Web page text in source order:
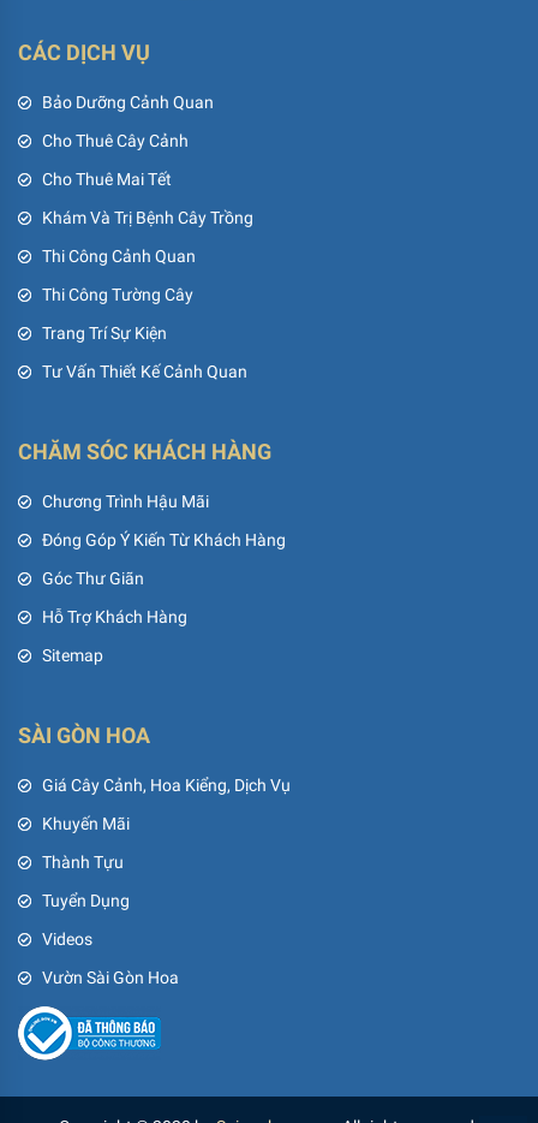
CÁC DỊCH VỤ
Bảo Dưỡng Cảnh Quan
Cho Thuê Cây Cảnh
Cho Thuê Mai Tết
Khám Và Trị Bệnh Cây Trồng
Thi Công Cảnh Quan
Thi Công Tường Cây
Trang Trí Sự Kiện
Tư Vấn Thiết Kế Cảnh Quan
CHĂM SÓC KHÁCH HÀNG
Chương Trình Hậu Mãi
Đóng Góp Ý Kiến Từ Khách Hàng
Góc Thư Giãn
Hỗ Trợ Khách Hàng
Sitemap
SÀI GÒN HOA
Giá Cây Cảnh, Hoa Kiểng, Dịch Vụ
Khuyến Mãi
Thành Tựu
Tuyển Dụng
Videos
Vườn Sài Gòn Hoa